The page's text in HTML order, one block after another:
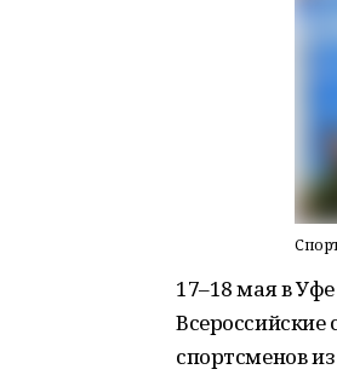
17–18 мая в
спортсменов